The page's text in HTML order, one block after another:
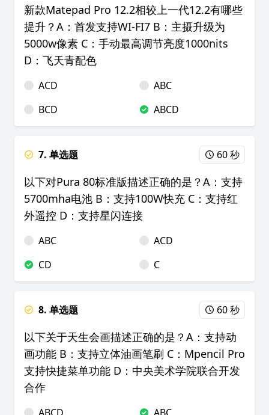
新款Matepad Pro 12.2相较上一代12.2有哪些
提升？A：首发支持WI-FI7 B：主摄升级为
5000w像素 C：手动最高调节亮度1000nits
D：飞天青配色
ACD
ABC
BCD
ABCD
7. 单选题 60 秒
以下对Pura 80标准版描述正确的是？A：支持
5700mha电池 B：支持100W快充 C：支持红
外遥控 D：支持星闪连接
ABC
ACD
CD
C
8. 单选题 60 秒
以下关于天生会画描述正确的是？A：支持动
画功能 B：支持立体油画笔刷 C：Mpencil Pro
支持快捷菜单功能 D：中央美术学院联合开发
合作